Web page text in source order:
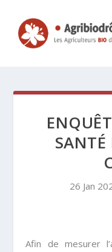
SANTÉ
26 Jan
Afin de mesurer